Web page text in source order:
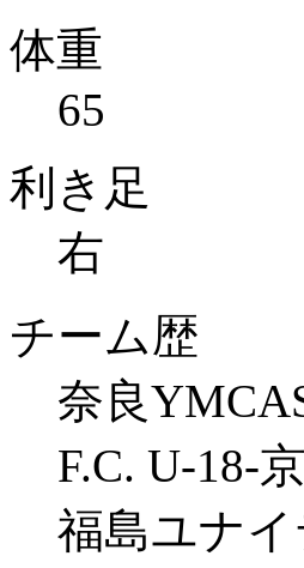
体重
65
利き足
右
チーム歴
奈良
F.C. U-18-
福島ユナ